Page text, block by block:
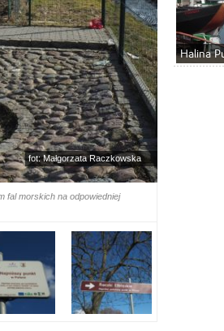
fot: Małgorzata Raczkowska
fal morskich na odpowiedniej
Halina